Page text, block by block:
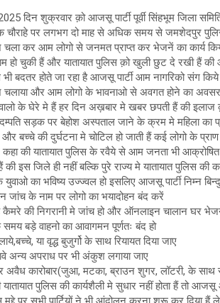
दिन शुक्रवार क़ो आजसू पार्टी पूर्वी सिंहभूम जिला
पर लगभग दो माह से अधिक समय से जमशेदपुर
चला कर आम लोगो से जनमत प्राप्त कर भेजनें का कार्य
हो चुकी हैं और यातायात पुलिस क़ो खुली छुट दे रखी हैं
भी बदतर होते जा रहा है आजसू पार्टी आम नागरिको संग
चलाया और आम लोगो के भावनाओ से अवगत होने का
के घेरे मे हैं हर दिन अख़बार मे खबर छपती हैं की
सड़क पर बेहोश अस्पताल जाने के क्रम मे महिला का
और बच्चे की दुर्घटना मे चोटिल हो जाती हैं कई लोगो के
की यातायात पुलिस के रवैये से आम जनता भी
इस जिले ही नहीं बल्कि पुरे राज्य मे यातायात पुलिस
का भविष्य उज्ज्वल हो इसलिए आजसू पार्टी निम्न
जांच के नाम पर लोगो का भयादोहन बंद करें
कैमरे की निगरानी मे जांच हो और ऑनलाइन चालान घर
बड़े वाहनो का आवागमन पूर्णतः बंद हो
या वृद्ध बुजुर्गो के साथ रियायत दिया जाए
अन्य अपराध पर भी अंकुश लगाया जाए
अवैध कारोबार(जुआ, मटका, ब्राउन शुगर, लॉटरी, के साथ
पुलिस की कार्यशैली मे सुधार नहीं होता हैं तो